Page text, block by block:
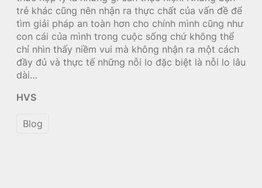
trẻ khác cũng nên nhận ra thực chất của vấn đề để
tìm giải pháp an toàn hơn cho chính mình cũng như
con cái của mình trong cuộc sống chứ không thể
chỉ nhìn thấy niềm vui mà không nhận ra một cách
đầy đủ và thực tế những nỗi lo đặc biệt là nỗi lo lâu
dài…
HVS
Blog